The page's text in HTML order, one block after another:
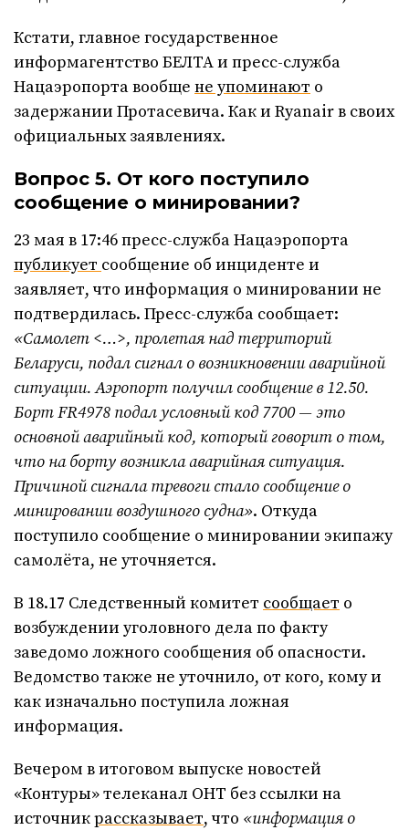
Кстати, главное государственное
информагентство БЕЛТА и пресс-служба
Нацаэропорта вообще не упоминают о
задержании Протасевича. Как и Ryanair в своих
официальных заявлениях.
Вопрос 5. От кого поступило
сообщение о минировании?
23 мая в 17:46 пресс-служба Нацаэропорта
публикует сообщение об инциденте и
заявляет, что информация о минировании не
подтвердилась. Пресс-служба сообщает:
«Самолет <…>, пролетая над территорий
Беларуси, подал сигнал о возникновении аварийной
ситуации. Аэропорт получил сообщение в 12.50.
БортFR4978 подал условный код 7700 — это
основной аварийный код, который говорит о том,
что на борту возникла аварийная ситуация.
Причиной сигнала тревоги стало сообщение о
минировании воздушного судна». Откуда
поступило сообщение о минировании экипажу
самолёта, не уточняется.
В 18.17 Следственный комитет сообщает о
возбуждении уголовного дела по факту
заведомо ложного сообщения об опасности.
Ведомство также не уточнило, от кого, кому и
как изначально поступила ложная
информация.
Вечером в итоговом выпуске новостей
«Контуры» телеканал ОНТ без ссылки на
источникрассказывает, что «информация о